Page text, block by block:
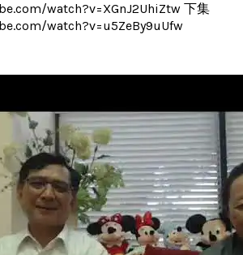
watch?v=XGnJ2UhiZtw 下集
watch?v=u5ZeBy9uUfw